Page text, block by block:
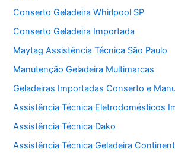
Conserto Geladeira Whirlpool SP
Conserto Geladeira Importada
Maytag Assistência Técnica São Paulo
Manutenção Geladeira Multimarcas
Geladeiras Importadas Conserto e
Assistência Técnica Eletrodomésticos
Assistência Técnica Dako
Assistência Técnica Geladeira